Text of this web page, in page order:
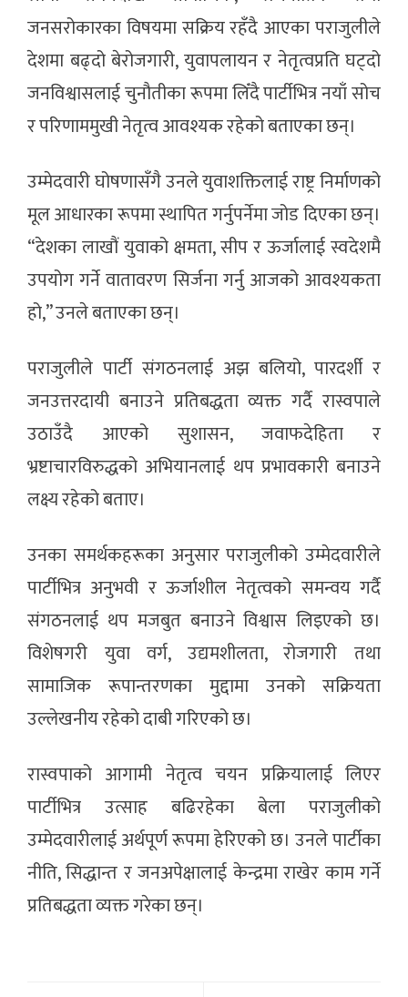
जनसरोकारका विषयमा सक्रिय रहँदै आएका पराजुलीले
देशमा बढ्दो बेरोजगारी, युवापलायन र नेतृत्वप्रति घट्दो
जनविश्वासलाई चुनौतीका रूपमा लिँदै पार्टीभित्र नयाँ सोच
र परिणाममुखी नेतृत्व आवश्यक रहेको बताएका छन्।
उम्मेदवारी घोषणासँगै उनले युवाशक्तिलाई राष्ट्र निर्माणको
मूल आधारका रूपमा स्थापित गर्नुपर्नेमा जोड दिएका छन्।
“देशका लाखौं युवाको क्षमता, सीप र ऊर्जालाई स्वदेशमै
उपयोग गर्ने वातावरण सिर्जना गर्नु आजको आवश्यकता
हो,” उनले बताएका छन्।
पराजुलीले पार्टी संगठनलाई अझ बलियो, पारदर्शी र
जनउत्तरदायी बनाउने प्रतिबद्धता व्यक्त गर्दै रास्वपाले
उठाउँदै आएको सुशासन, जवाफदेहिता र
भ्रष्टाचारविरुद्धको अभियानलाई थप प्रभावकारी बनाउने
लक्ष्य रहेको बताए।
उनका समर्थकहरूका अनुसार पराजुलीको उम्मेदवारीले
पार्टीभित्र अनुभवी र ऊर्जाशील नेतृत्वको समन्वय गर्दै
संगठनलाई थप मजबुत बनाउने विश्वास लिइएको छ।
विशेषगरी युवा वर्ग, उद्यमशीलता, रोजगारी तथा
सामाजिक रूपान्तरणका मुद्दामा उनको सक्रियता
उल्लेखनीय रहेको दाबी गरिएको छ।
रास्वपाको आगामी नेतृत्व चयन प्रक्रियालाई लिएर
पार्टीभित्र उत्साह बढिरहेका बेला पराजुलीको
उम्मेदवारीलाई अर्थपूर्ण रूपमा हेरिएको छ। उनले पार्टीका
नीति, सिद्धान्त र जनअपेक्षालाई केन्द्रमा राखेर काम गर्ने
प्रतिबद्धता व्यक्त गरेका छन्।